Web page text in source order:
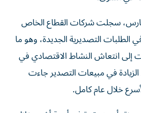
سجلت شركات القطاع الخاص
الطلبات التصديرية الجديدة، وهو ما
إلى انتعاش النشاط الاقتصادي في
في مبيعات التصدير جاءت
خلال عام کامل.